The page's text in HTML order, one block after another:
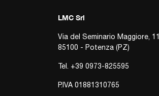
LMC Srl
Via del Seminario Maggiore,
85100 - Potenza (PZ)
Tel. +39 0973-825595
P.IVA 01881310765